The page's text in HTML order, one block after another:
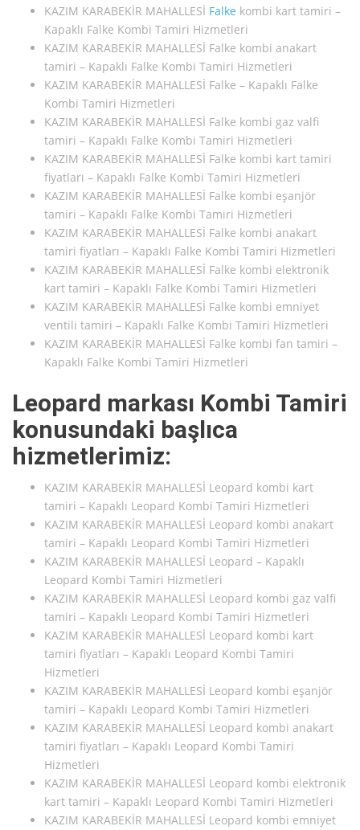
KAZIM KARABEKİR MAHALLESİ Falke kombi kart tamiri –
Kapaklı Falke Kombi Tamiri Hizmetleri
KAZIM KARABEKİR MAHALLESİ Falke kombi anakart
tamiri – Kapaklı Falke Kombi Tamiri Hizmetleri
KAZIM KARABEKİR MAHALLESİ Falke – Kapaklı Falke
Kombi Tamiri Hizmetleri
KAZIM KARABEKİR MAHALLESİ Falke kombi gaz valfi
tamiri – Kapaklı Falke Kombi Tamiri Hizmetleri
KAZIM KARABEKİR MAHALLESİ Falke kombi kart tamiri
fiyatları – Kapaklı Falke Kombi Tamiri Hizmetleri
KAZIM KARABEKİR MAHALLESİ Falke kombi eşanjör
tamiri – Kapaklı Falke Kombi Tamiri Hizmetleri
KAZIM KARABEKİR MAHALLESİ Falke kombi anakart
tamiri fiyatları – Kapaklı Falke Kombi Tamiri Hizmetleri
KAZIM KARABEKİR MAHALLESİ Falke kombi elektronik
kart tamiri – Kapaklı Falke Kombi Tamiri Hizmetleri
KAZIM KARABEKİR MAHALLESİ Falke kombi emniyet
ventili tamiri – Kapaklı Falke Kombi Tamiri Hizmetleri
KAZIM KARABEKİR MAHALLESİ Falke kombi fan tamiri –
Kapaklı Falke Kombi Tamiri Hizmetleri
Leopard markası Kombi Tamiri
konusundaki başlıca
hizmetlerimiz:
KAZIM KARABEKİR MAHALLESİ Leopard kombi kart
tamiri – Kapaklı Leopard Kombi Tamiri Hizmetleri
KAZIM KARABEKİR MAHALLESİ Leopard kombi anakart
tamiri – Kapaklı Leopard Kombi Tamiri Hizmetleri
KAZIM KARABEKİR MAHALLESİ Leopard – Kapaklı
Leopard Kombi Tamiri Hizmetleri
KAZIM KARABEKİR MAHALLESİ Leopard kombi gaz valfi
tamiri – Kapaklı Leopard Kombi Tamiri Hizmetleri
KAZIM KARABEKİR MAHALLESİ Leopard kombi kart
tamiri fiyatları – Kapaklı Leopard Kombi Tamiri
Hizmetleri
KAZIM KARABEKİR MAHALLESİ Leopard kombi eşanjör
tamiri – Kapaklı Leopard Kombi Tamiri Hizmetleri
KAZIM KARABEKİR MAHALLESİ Leopard kombi anakart
tamiri fiyatları – Kapaklı Leopard Kombi Tamiri
Hizmetleri
KAZIM KARABEKİR MAHALLESİ Leopard kombi elektronik
kart tamiri – Kapaklı Leopard Kombi Tamiri Hizmetleri
KAZIM KARABEKİR MAHALLESİ Leopard kombi emniyet